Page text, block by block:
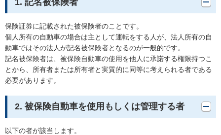
保険証券に記載された被保険者のことです。
個人所有の自動車の場合は主として運転をする人が、法人所有の自
動車ではその法人が記名被保険者となるのが一般的です。
記名被保険者は、被保険自動車の使用を他人に承諾する権限持つこ
とから、所有者または所有者と実質的に同等に考えられる者である
必要があります。
2. 被保険自動車を使用もしくは管理する者
以下の者が該当します。